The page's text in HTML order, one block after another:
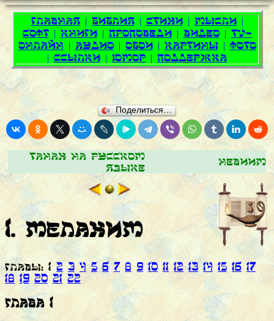
Поделиться…
Танах на русском
языке
Невиим
1. Мелахим
ГЛАВЫ: 12 3 4 5 6 7 8 9 10 11 12 13 14 15 16 17
18 19 20 21 22
Глава 1